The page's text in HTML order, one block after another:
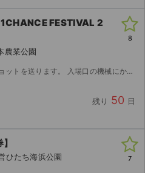
FESTIVAL 2
業公園
ケットブックのログイン情報の方が良ければそちらをお伝えします。 前方エリア抽選などがあれば、...
残り 50 日
8
たち海浜公園 7